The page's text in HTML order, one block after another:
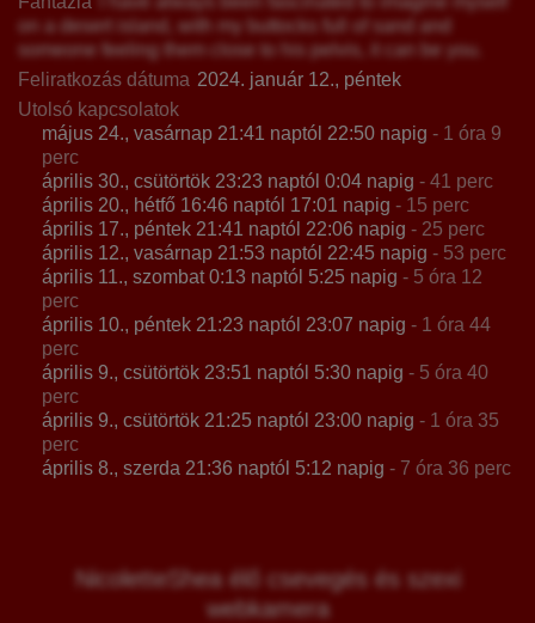
on a desert island, with my buttocks full of sand and
someone feeling them close to his pelvis, it can be you.
Feliratkozás dátuma 2024. január 12., péntek
Utolsó kapcsolatok
május 24., vasárnap 21:41 naptól 22:50 napig - 1 óra 9
perc
április 30., csütörtök 23:23 naptól 0:04 napig - 41 perc
április 20., hétfő 16:46 naptól 17:01 napig - 15 perc
április 17., péntek 21:41 naptól 22:06 napig - 25 perc
április 12., vasárnap 21:53 naptól 22:45 napig - 53 perc
április 11., szombat 0:13 naptól 5:25 napig - 5 óra 12
perc
április 10., péntek 21:23 naptól 23:07 napig - 1 óra 44
perc
április 9., csütörtök 23:51 naptól 5:30 napig - 5 óra 40
perc
április 9., csütörtök 21:25 naptól 23:00 napig - 1 óra 35
perc
április 8., szerda 21:36 naptól 5:12 napig - 7 óra 36 perc
NicoletteShea élő csevegés és szexi
webkamera